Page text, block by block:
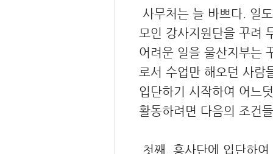
사무처는 늘 바쁘다. 일
모인 강사지원단을 꾸려
어려운 일을 울산지부는
로서 수업만 해오던 사람
입단하기 시작하여 어느
활동하려면 다음의 조건
첫째, 흥사단에 입단하